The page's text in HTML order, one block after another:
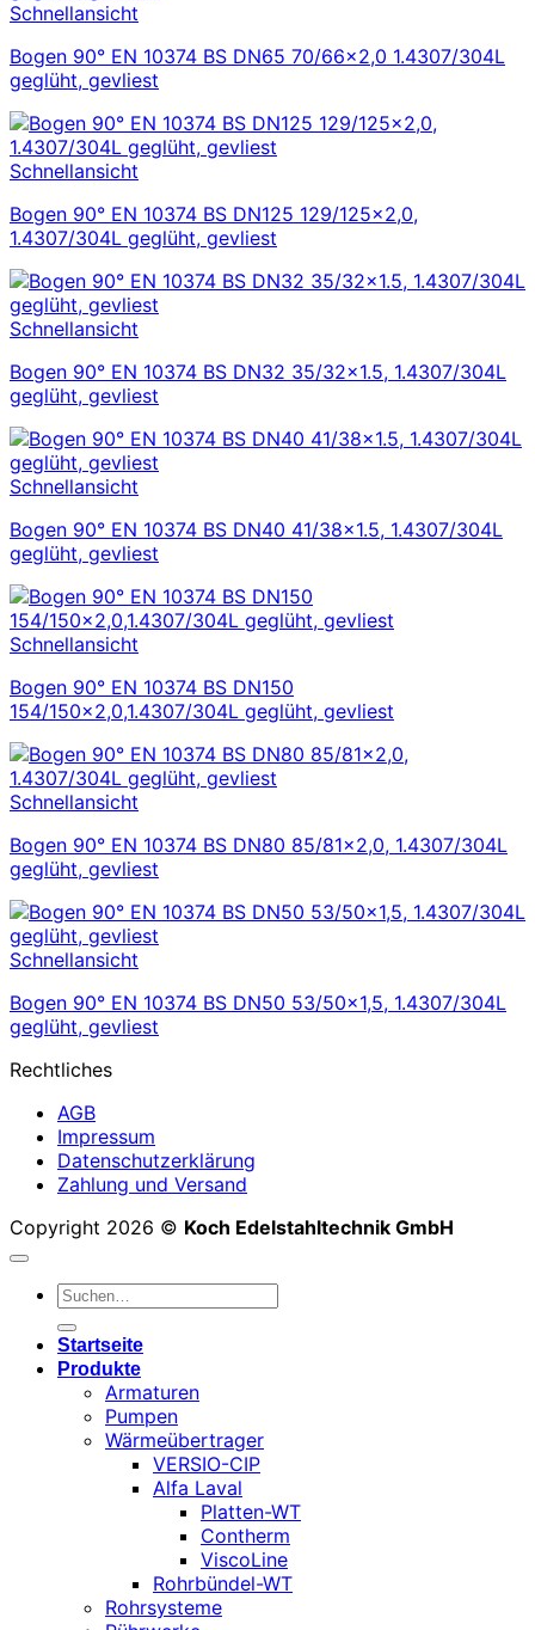
Schnellansicht
Bogen 90° EN 10374 BS DN65 70/66×2,0 1.4307/304L
geglüht, gevliest
Schnellansicht
Bogen 90° EN 10374 BS DN125 129/125×2,0,
1.4307/304L geglüht, gevliest
Schnellansicht
Bogen 90° EN 10374 BS DN32 35/32×1.5, 1.4307/304L
geglüht, gevliest
Schnellansicht
Bogen 90° EN 10374 BS DN40 41/38×1.5, 1.4307/304L
geglüht, gevliest
Schnellansicht
Bogen 90° EN 10374 BS DN150
154/150×2,0,1.4307/304L geglüht, gevliest
Schnellansicht
Bogen 90° EN 10374 BS DN80 85/81×2,0, 1.4307/304L
geglüht, gevliest
Schnellansicht
Bogen 90° EN 10374 BS DN50 53/50×1,5, 1.4307/304L
geglüht, gevliest
Rechtliches
AGB
Impressum
Datenschutzerklärung
Zahlung und Versand
Copyright 2026 © Koch Edelstahltechnik GmbH
Suchen
Startseite
Produkte
Armaturen
Pumpen
Wärmeübertrager
VERSIO-CIP
Alfa Laval
Platten-WT
Contherm
ViscoLine
Rohrbündel-WT
Rohrsysteme